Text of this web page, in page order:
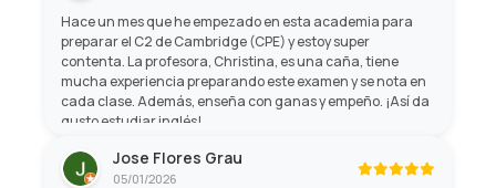
Hace un mes que he empezado en esta academia para
preparar el C2 de Cambridge (CPE) y estoy super
contenta. La profesora, Christina, es una caña, tiene
mucha experiencia preparando este examen y se nota en
cada clase. Además, enseña con ganas y empeño. ¡Así da
gusto estudiar inglés!
Jose Flores Grau
05/01/2026